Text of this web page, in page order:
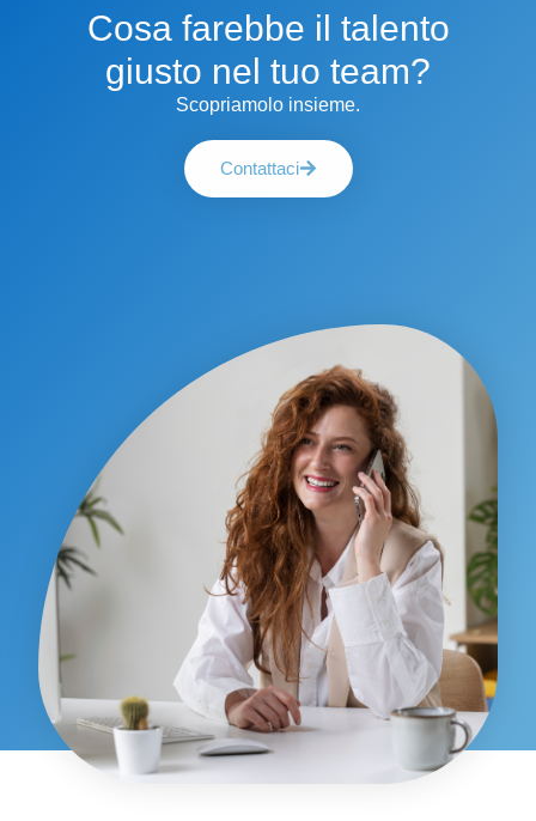
Cosa farebbe il talento
giusto nel tuo team?
Scopriamolo insieme.
Contattaci